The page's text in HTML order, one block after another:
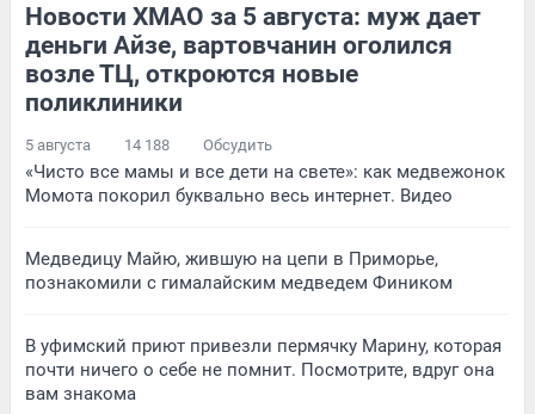
Новости ХМАО за 5 августа: муж дает
деньги Айзе, вартовчанин оголился
возле ТЦ, откроются новые
поликлиники
5 августа 14 188 Обсудить
«Чисто все мамы и все дети на свете»: как медвежонок
Момота покорил буквально весь интернет. Видео
Медведицу Майю, жившую на цепи в Приморье,
познакомили с гималайским медведем Фиником
В уфимский приют привезли пермячку Марину, которая
почти ничего о себе не помнит. Посмотрите, вдруг она
вам знакома